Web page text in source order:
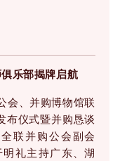
乐部揭牌启航
会、并购博物馆联
布仪式暨并购恳谈
联并购公会副会
礼主持广东、湖